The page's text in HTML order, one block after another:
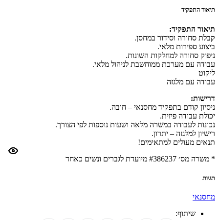
תיאור התפקיד
תיאור התפקיד:
קבלת סחורה וסידור במחסן.
ביצוע ספירות מלאי.
ניפוק סחורה למחלקות השונות.
עבודה עם מערכת ממוחשבת לניהול מלאי.
ליקוט
עבודה עם מלגזה
דרישות:
ניסיון קודם בתפקיד מחסנאי – חובה.
יכולת עבודה פיזית.
נכונות לעבודה במשרה מלאה ושעות נוספות לפי הצורך.
רישיון למלגזה – יתרון.
תנאים מעולים למתאימים!
* משרה מס׳ #386237 מיועדת לגברים ונשים כאחד
תגיות
מחסנאי
שיתוף: